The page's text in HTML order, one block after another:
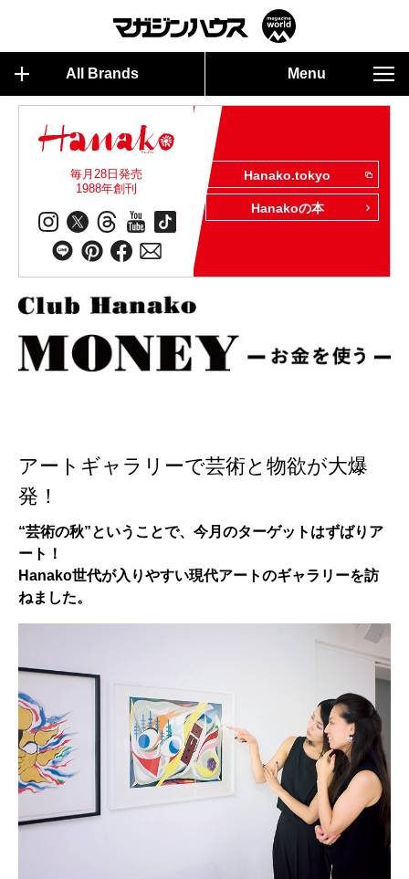
All Brands Menu
毎月28日発売
1988年創刊
Hanako.tokyo
Hanakoの本
アートギャラリーで芸術と物欲が大爆
発！
“芸術の秋”ということで、今月のターゲットはずばりア
ート！
Hanako世代が入りやすい現代アートのギャラリーを訪
ねました。